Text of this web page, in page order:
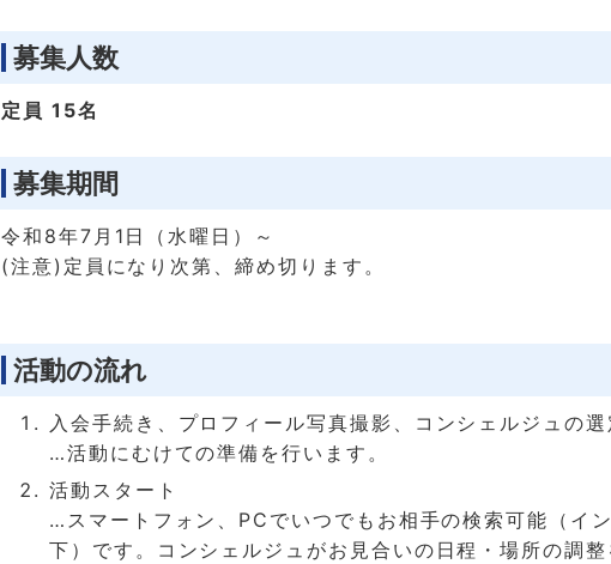
募集人数
定員 15名
募集期間
令和8年7月1日（水曜日）～
(注意)定員になり次第、締め切ります。
活動の流れ
入会手続き、プロフィール写真撮影、コンシェルジュの
…活動にむけての準備を行います。
活動スタート
…スマートフォン、PCでいつでもお相手の検索可能（イ
下）です。コンシェルジュがお見合いの日程・場所の調